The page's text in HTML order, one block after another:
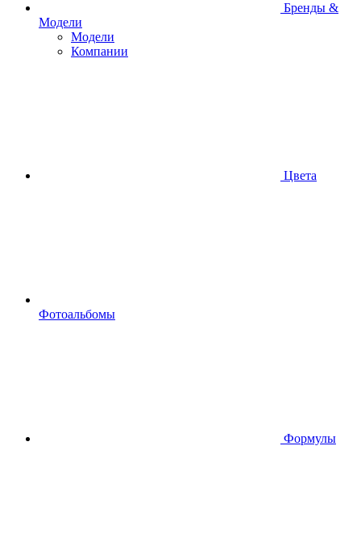
Бренды &
Модели
Модели
Компании
Цвета
Фотоальбомы
Формулы